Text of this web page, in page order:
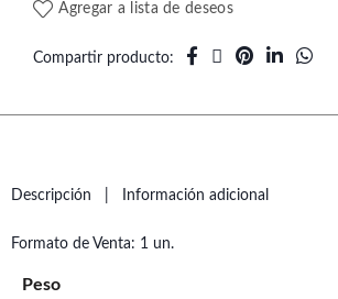
Agregar a lista de deseos
Compartir producto
Descripción Información adicional
Formato de Venta: 1 un.
Peso